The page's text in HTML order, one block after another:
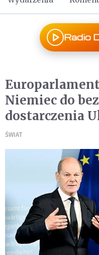
Radio
Niemiec do
dostarczenia
ŚWIAT